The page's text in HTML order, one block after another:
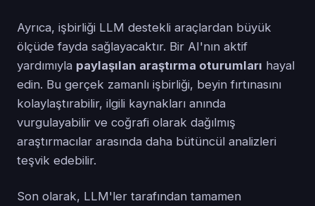
Ayrıca, işbirliği LLM destekli araçlardan büyük
ölçüde fayda sağlayacaktır. Bir AI'nın aktif
yardımıyla paylaşılan araştırma oturumları hayal
edin. Bu gerçek zamanlı işbirliği, beyin fırtınasını
kolaylaştırabilir, ilgili kaynakları anında
vurgulayabilir ve coğrafi olarak dağılmış
araştırmacılar arasında daha bütüncül analizleri
teşvik edebilir.
Son olarak, LLM'ler tarafından tamamen